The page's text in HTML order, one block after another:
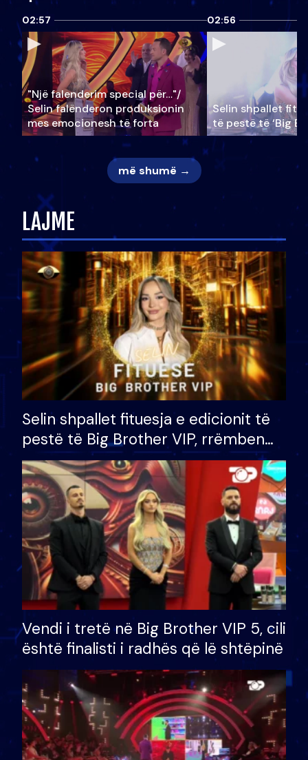
02:57
"Një falenderim special për…"/
Selin falënderon produksionin
mes emocionesh të forta
02:56
Selin shpallet
të pestë të ‘Big
më shumë →
LAJME
Selin shpallet fituesja e edicionit të
pestë të Big Brother VIP, rrëmben
çmimin e madh prej 100 mijë eurosh
Vendi i tretë në Big Brother VIP 5, cili
është finalisti i radhës që lë shtëpinë